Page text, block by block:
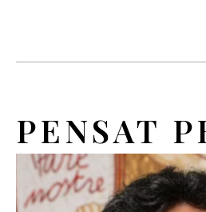
PENSAT